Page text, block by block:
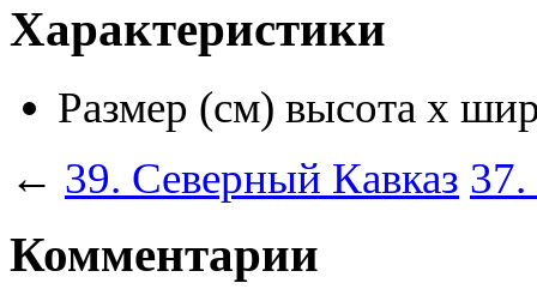
Характеристики
Размер (см) высота х
← 39. Северный Кавказ 37.
Комментарии